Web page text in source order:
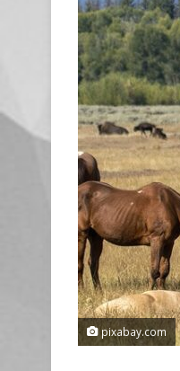
pixabay.com